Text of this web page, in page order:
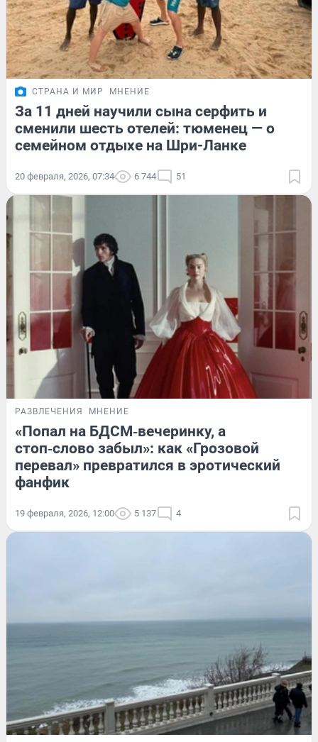
СТРАНА И МИР МНЕНИЕ
За 11 дней научили сына серфить и
сменили шесть отелей: тюменец — о
семейном отдыхе на Шри-Ланке
20 февраля, 2026, 07:34 6 744 51
РАЗВЛЕЧЕНИЯ МНЕНИЕ
«Попал на БДСМ‑вечеринку, а
стоп‑слово забыл»: как «Грозовой
перевал» превратился в эротический
фанфик
19 февраля, 2026, 12:00 5 137 4